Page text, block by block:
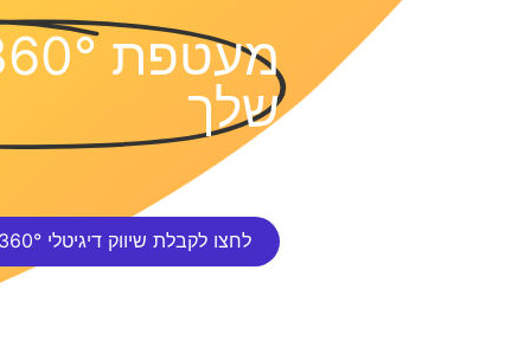
שלך
לחצו לקבלת שיווק דיגיטלי 360°